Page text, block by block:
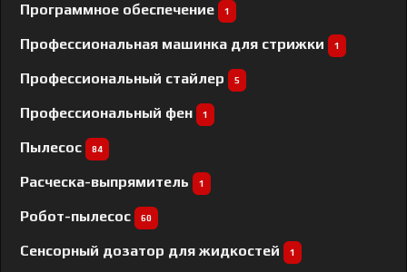
Программное обеспечение 1
Профессиональная машинка для стрижки 1
Профессиональный cтайлер 5
Профессиональный фен 1
Пылесос 84
Расческа-выпрямитель 1
Робот-пылесос 60
Сенсорный дозатор для жидкостей 1